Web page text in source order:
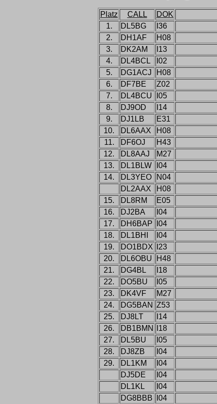
Platz CALL
DOK
1.
DL5BG
I36
2.
DH1AF
H08
3.
DK2AM
I13
4.
DL4BCL
I02
5.
DG1ACJ
H08
6.
DF7BE
Z02
7.
DL4BCU
I05
8.
DJ9OD
I14
9.
DJ1LB
E31
10.
DL6AAX
H08
11.
DF6OJ
H43
12.
DL8AAJ
M27
13.
DL1BLW
I04
14.
DL3YEO
N04
DL2AAX
H08
15.
DL8RM
E05
16.
DJ2BA
I04
17.
DH6BAP
I04
18.
DL1BHI
I04
19.
DO1BDX
I23
20.
DL6OBU
H48
21.
DG4BL
I18
22.
DO5BU
I05
23.
DK4VF
M27
24.
DG5BAN Z53
25.
DJ8LT
I14
26.
DB1BMN
I18
27.
DL5BU
I05
28.
DJ8ZB
I04
29.
DL1KM
I04
DJ5DE
I04
DL1KL
I04
DG8BBB
I04